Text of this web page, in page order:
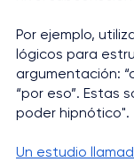
Por ejemplo,
lógicos para
argumentación:
“por eso”. Estas
poder hipnótico".
Un estudio